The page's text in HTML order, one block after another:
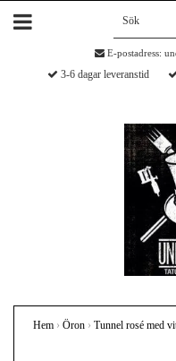
E-postadress:
3-6 dagar leveranstid
Hem › Öron › Tunnel rosé med